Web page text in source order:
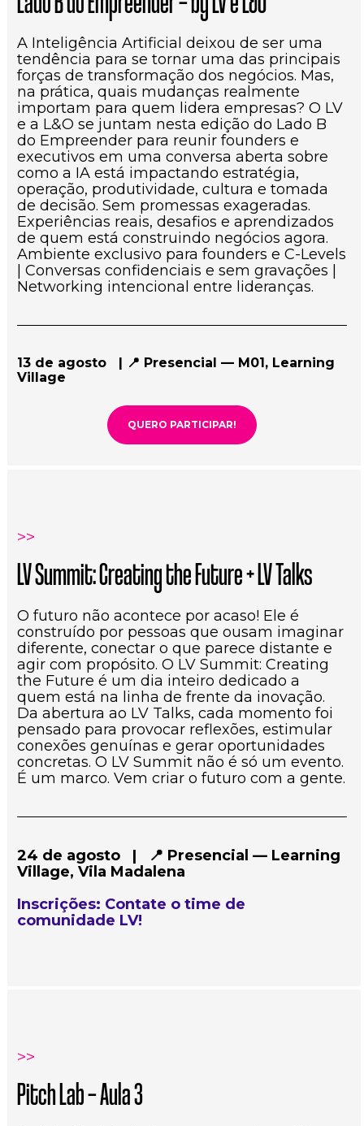
A Inteligência Artificial deixou de ser uma
tendência para se tornar uma das principais
forças de transformação dos negócios. Mas,
na prática, quais mudanças realmente
importam para quem lidera empresas? O LV
e a L&O se juntam nesta edição do Lado B
do Empreender para reunir founders e
executivos em uma conversa aberta sobre
como a IA está impactando estratégia,
operação, produtividade, cultura e tomada
de decisão. Sem promessas exageradas.
Experiências reais, desafios e aprendizados
de quem está construindo negócios agora.
Ambiente exclusivo para founders e C-Levels
| Conversas confidenciais e sem gravações |
Networking intencional entre lideranças.
13 de agosto   | 📍 Presencial — M01, Learning
Village
QUERO PARTICIPAR!
>>
LV Summit: Creating the Future + LV Talks
O futuro não acontece por acaso! Ele é
construído por pessoas que ousam imaginar
diferente, conectar o que parece distante e
agir com propósito. O LV Summit: Creating
the Future é um dia inteiro dedicado a
quem está na linha de frente da inovação.
Da abertura ao LV Talks, cada momento foi
pensado para provocar reflexões, estimular
conexões genuínas e gerar oportunidades
concretas. O LV Summit não é só um evento.
É um marco. Vem criar o futuro com a gente.
24 de agosto   |   📍 Presencial — Learning
Village, Vila Madalena
Inscrições: Contate o time de
comunidade LV!
>>
Pitch Lab — Aula 3